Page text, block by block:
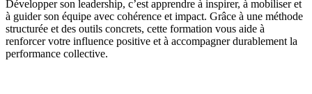
Développer son leadership, c’est apprendre à inspirer, à mobiliser et
à guider son équipe avec cohérence et impact. Grâce à une méthode
structurée et des outils concrets, cette formation vous aide à
renforcer votre influence positive et à accompagner durablement la
performance collective.